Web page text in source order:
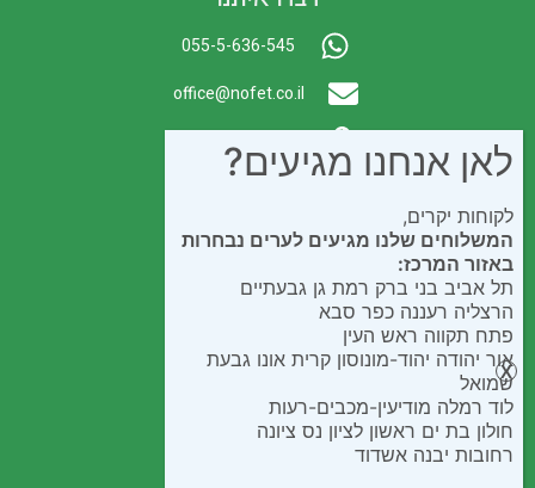
055-5-636-545
office@nofet.co.il
לאן אנחנו מגיעים?
לקוחות יקרים,
המשלוחים שלנו מגיעים לערים נבחרות
באזור המרכז:
תל אביב בני ברק רמת גן גבעתיים
הרצליה רעננה כפר סבא
פתח תקווה ראש העין
אור יהודה יהוד-מונוסון קרית אונו גבעת
שמואל
לוד רמלה מודיעין-מכבים-רעות
חולון בת ים ראשון לציון נס ציונה
רחובות יבנה אשדוד